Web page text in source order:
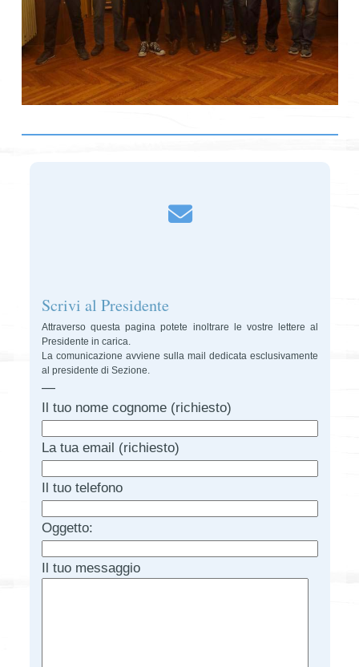
Scrivi al Presidente
Attraverso questa pagina potete inoltrare le vostre lettere al
Presidente in carica.
La comunicazione avviene sulla mail dedicata esclusivamente
al presidente di Sezione.
—
Il tuo nome cognome (richiesto)
La tua email (richiesto)
Il tuo telefono
Oggetto:
Il tuo messaggio